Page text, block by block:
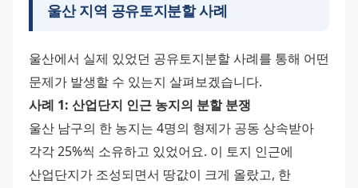
울산 지역 공유토지분할 사례
울산에서 실제 있었던 공유토지분할 사례를 통해 어떤
문제가 발생할 수 있는지 살펴보겠습니다.
사례 1: 산업단지 인근 농지의 분할 분쟁
울산 남구의 한 농지는 4명의 형제가 공동 상속받아
각각 25%씩 소유하고 있었어요. 이 토지 인근에
산업단지가 조성되면서 땅값이 크게 올랐고, 한